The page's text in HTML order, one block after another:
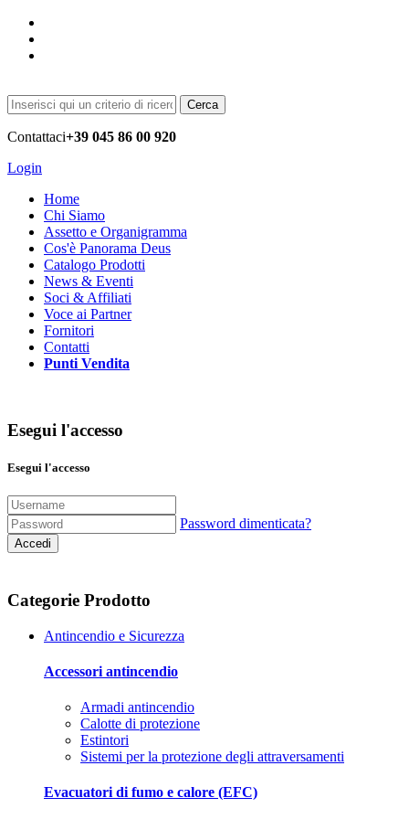
Cerca
Contattaci+39 045 86 00 920
Login
Home
Chi Siamo
Assetto e Organigramma
Cos'è Panorama Deus
Catalogo Prodotti
News & Eventi
Soci & Affiliati
Voce ai Partner
Fornitori
Contatti
Punti Vendita
Esegui l'accesso
Esegui l'accesso
Password dimenticata?
Accedi
Categorie Prodotto
Antincendio e Sicurezza
Accessori antincendio
Armadi antincendio
Calotte di protezione
Estintori
Sistemi per la protezione degli attraversamenti
Evacuatori di fumo e calore (EFC)